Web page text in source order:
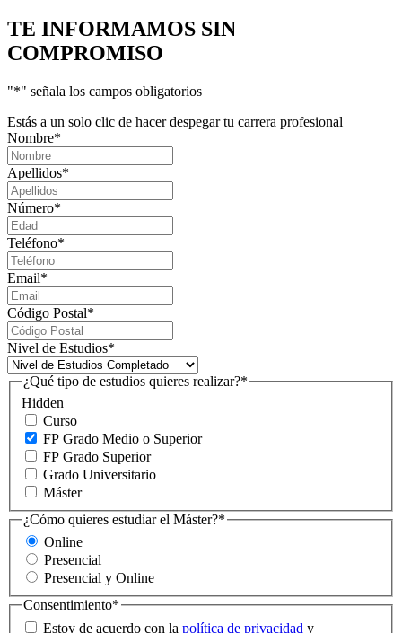
TE INFORMAMOS SIN
COMPROMISO
"*" señala los campos obligatorios
Estás a un solo clic de hacer despegar tu carrera profesional
Nombre*
Apellidos*
Número*
Teléfono*
Email*
Código Postal*
Nivel de Estudios*
Hidden
¿Qué tipo de estudios quieres realizar?*
Curso
FP Grado Medio o Superior
FP Grado Superior
Grado Universitario
Máster
¿Cómo quieres estudiar el Máster?*
Online
Presencial
Presencial y Online
Consentimiento*
Estoy de acuerdo con la política de privacidad y